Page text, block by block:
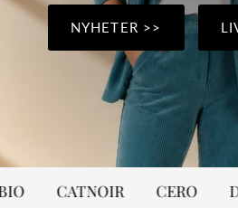
NYHETER >>
CATNOIR CERO